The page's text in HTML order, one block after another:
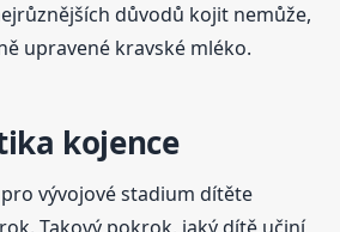
důvodů kojit nemůže,
upravené kravské mléko.
kojence
vývojové stadium dítěte